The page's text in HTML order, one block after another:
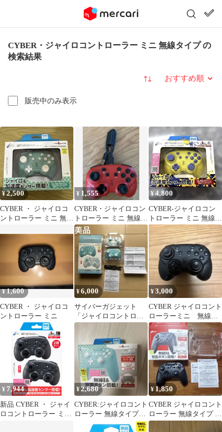
CYBER・ジャイロコントローラー ミニ 無線タイプ の
検索結果
販売中のみ表示
並び替え
¥2,500
CYBER ・ ジャイロコ
ントローラー ミニ 無線
¥ 1,555
CYBER・ジャイロコン
トローラー ミニ 無線タ
イプ（SWITCH用）
¥4,800
CYBER-ジャイロコン
トローラー ミニ 無線タ
イプ イエロー/パープル
¥1,600
CYBER ・ ジャイロコ
ントローラー ミニ
¥6,000
サイバーガジェット
「ジャイロコントロー
ラー ミニ 無線タイプ」
2個セット
¥3,000
CYBER ジャイロコント
ローラーミニ 無線タ
イプ
¥ 7,944
新品 CYBER ・ ジャイ
ロコントローラー ミニ
¥2,680
CYBER:ジャイロコント
ローラー 無線タイプ
新品未使用
¥ 1,850
CYBER ジャイロコント
ローラー 無線タイプ ブ
ラック